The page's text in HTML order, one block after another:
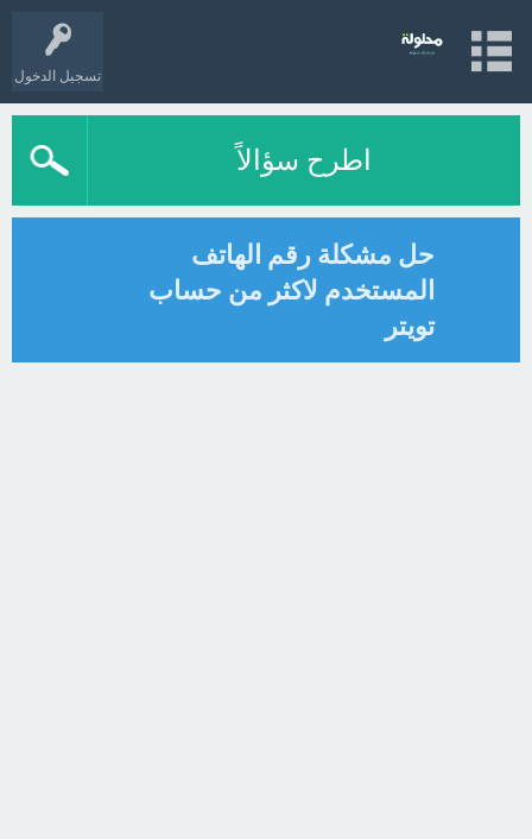
تسجيل الدخول
اطرح سؤالاً
حل مشكلة رقم الهاتف
المستخدم لاكثر من حساب
تويتر